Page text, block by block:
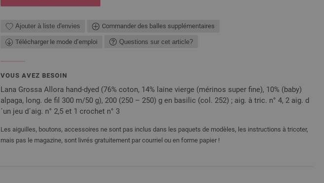
Ajouter à liste d'envies Commander des balles supplémentaires
Télécharger le mode d’emploi Questions sur cet article?
VOUS AVEZ BESOIN
Lana Grossa Allora hand-dyed (76% coton, 14% laine vierge (mérinos super fine), 10% (baby)
alpaga, long. de fil 300 m/50 g), 200 (250 – 250) g en basilic (col. 252) ; aig. à tric. n° 4, 2 aig. d
´un jeu d´aig. n° 2,5 et 1 crochet n° 3
Les aiguilles, boutons, accessoires ne sont pas inclus dans les paquets de modèles, les instructions à tricoter,
mais pas le magazine, sont livrés gratuitement par courriel ou en forme papier !